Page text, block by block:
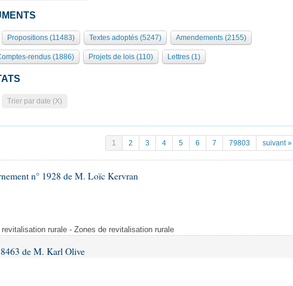
Propositions (11483) Textes adoptés (5247) Amendements (2155)
rendus (1886) Projets de lois (110) Lettres (1)
Trier par date (X)
1 2 3 4 5 6 7 79803 suivant »
n° 1928 de M. Loïc Kervran
rurale - Zones de revitalisation rurale
de M. Karl Olive